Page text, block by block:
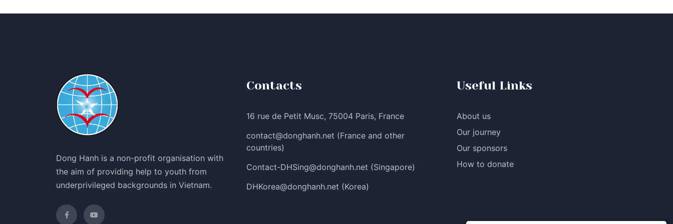
Dong Hanh is a non-profit organisation with
the aim of providing help to youth from
underprivileged backgrounds in Vietnam.
Contacts
16 rue de Petit Musc, 75004 Paris, France
contact@donghanh.net (France and other
countries)
Contact-DHSing@donghanh.net (Singapore)
DHKorea@donghanh.net (Korea)
Useful Links
About us
Our journey
Our sponsors
How to donate